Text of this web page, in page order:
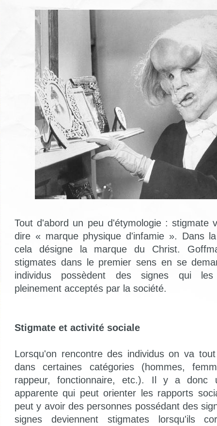
Tout d'abord un peu d'étymologie : stigmate
dire « marque physique d'infamie ». Dans
cela désigne la marque du Christ.
stigmates dans le premier sens en se
individus possèdent des signes qui les
pleinement acceptés par la société.
Stigmate et activité sociale
Lorsqu'on rencontre des individus on va
dans certaines catégories (hommes,
rappeur, fonctionnaire, etc.). Il y a donc
apparente qui peut orienter les rapports
peut y avoir des personnes possédant des
signes deviennent stigmates lorsqu'ils